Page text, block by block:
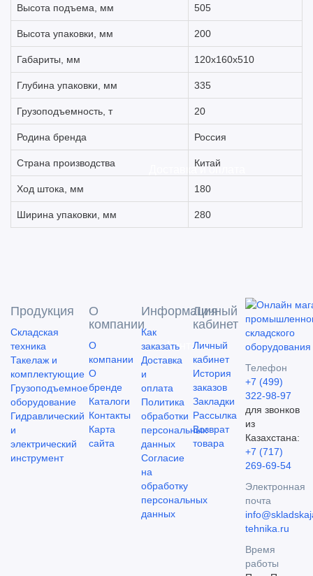
Доставка и оплата
Контакты
Высота подъема, мм 505
Высота упаковки, мм 200
Габариты, мм 120х160х510
Глубина упаковки, мм 335
Грузоподъемность, т 20
Родина бренда Россия
Страна производства Китай
Ход штока, мм 180
Ширина упаковки, мм 280
Продукция
Складская
техника
Такелаж и
комплектующие
Грузоподъемное
оборудование
Гидравлический
и
электрический
инструмент
О
компании
О
компании
О
бренде
Каталоги
Контакты
Карта
сайта
Информация
Как
заказать
Доставка
и
оплата
Политика
обработки
персональных
данных
Согласие
на
обработку
персональных
данных
Личный
кабинет
Личный
кабинет
История
заказов
Закладки
Рассылка
Возврат
товара
Телефон
+7 (499)
322-98-97
для звонков
из
Казахстана:
+7 (717)
269-69-54
Электронная
почта
tehnika.ru
Время
работы